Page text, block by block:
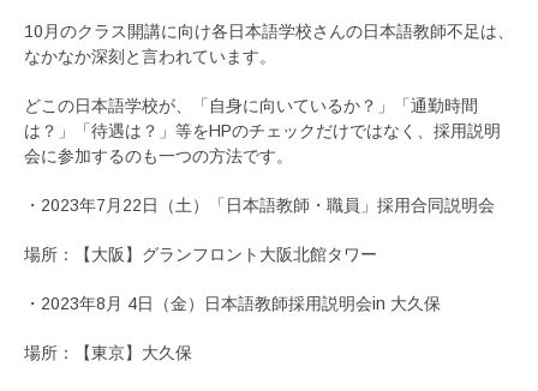
10月のクラス開講に向け各日本語学校さんの日本語教師不足は、
なかなか深刻と言われています。
どこの日本語学校が、「自身に向いているか？」「通勤時間
は？」「待遇は？」等をHPのチェックだけではなく、採用説明
会に参加するのも一つの方法です。
・2023年7月22日（土）「日本語教師・職員」採用合同説明会
場所：【大阪】グランフロント大阪北館タワー
・2023年8月 4日（金）日本語教師採用説明会in 大久保
場所：【東京】大久保